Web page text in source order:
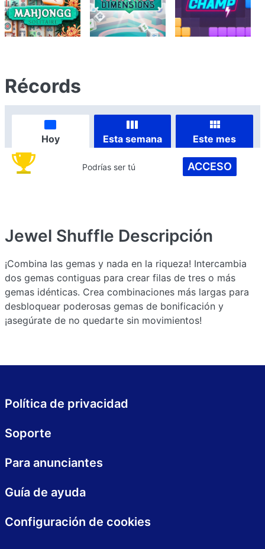
Récords
Hoy Esta semana Este mes
Podrías ser tú ACCESO
Jewel Shuffle Descripción
¡Combina las gemas y nada en la riqueza! Intercambia
dos gemas contiguas para crear filas de tres o más
gemas idénticas. Crea combinaciones más largas para
desbloquear poderosas gemas de bonificación y
¡asegúrate de no quedarte sin movimientos!
Política de privacidad
Soporte
Para anunciantes
Guía de ayuda
Configuración de cookies